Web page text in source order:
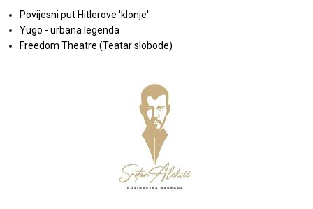
Povijesni put Hitlerove 'klonje'
Yugo - urbana legenda
Freedom Theatre (Teatar slobode)